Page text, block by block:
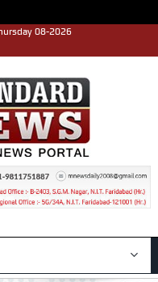
08-2026